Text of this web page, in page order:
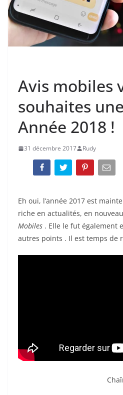
Avis mobiles
souhaites
Année 2018 !
31 décembre 2017 Rudy
Eh oui, l’année 2017 est
riche en actualités, en
Mobiles . Elle le fut également
autres points . Il est temps de